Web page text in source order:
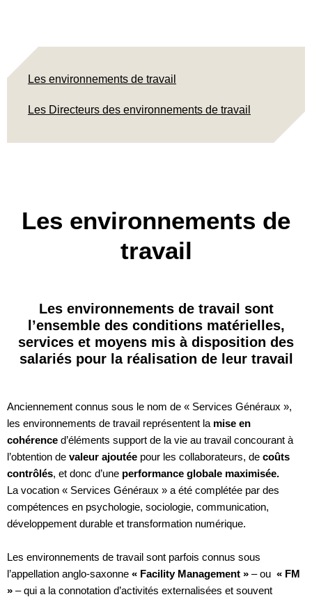
Les environnements de travail
Les Directeurs des environnements de travail
Les environnements de
travail
Les environnements de travail sont
l’ensemble des conditions matérielles,
services et moyens mis à disposition des
salariés pour la réalisation de leur travail
Anciennement connus sous le nom de « Services Généraux »,
les environnements de travail représentent la mise en
cohérence d’éléments support de la vie au travail concourant à
l’obtention de valeur ajoutée pour les collaborateurs, de coûts
contrôlés, et donc d’une performance globale maximisée.
La vocation « Services Généraux » a été complétée par des
compétences en psychologie, sociologie, communication,
développement durable et transformation numérique.
Les environnements de travail sont parfois connus sous
l’appellation anglo-saxonne « Facility Management » – ou « FM
» – qui a la connotation d’activités externalisées et souvent